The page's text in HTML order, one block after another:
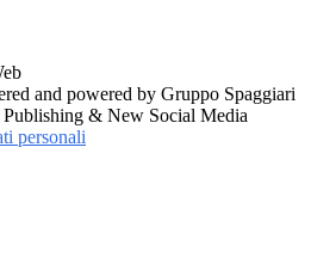
and powered by Gruppo Spaggiari
& New Social Media
personali